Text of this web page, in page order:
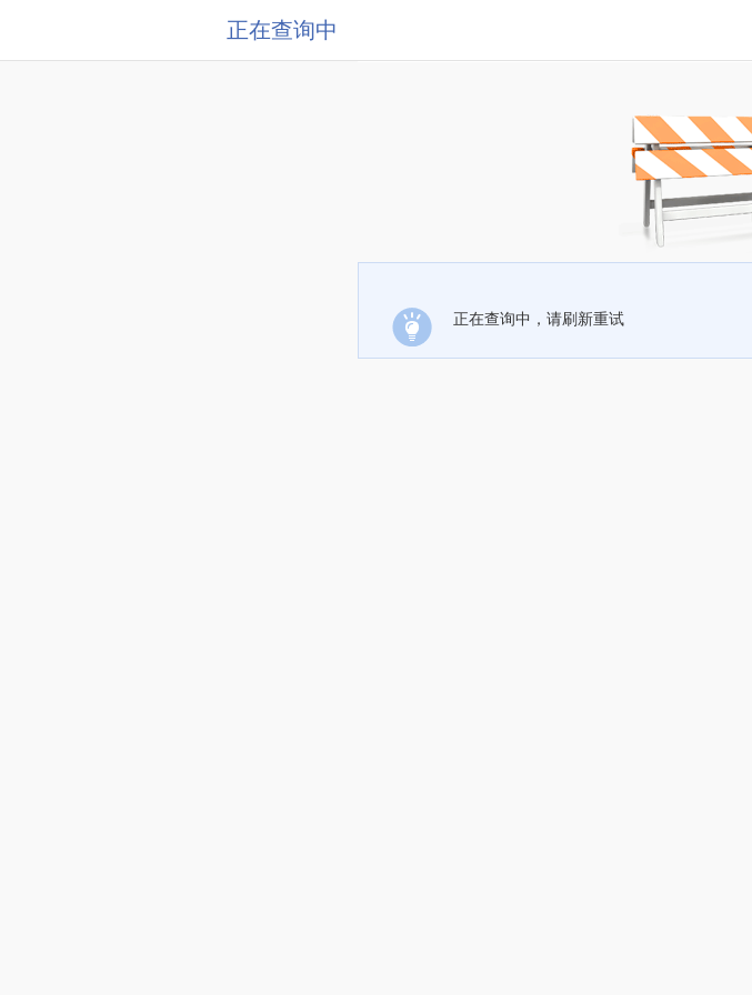
正在查询中
正在查询中，请刷新重试